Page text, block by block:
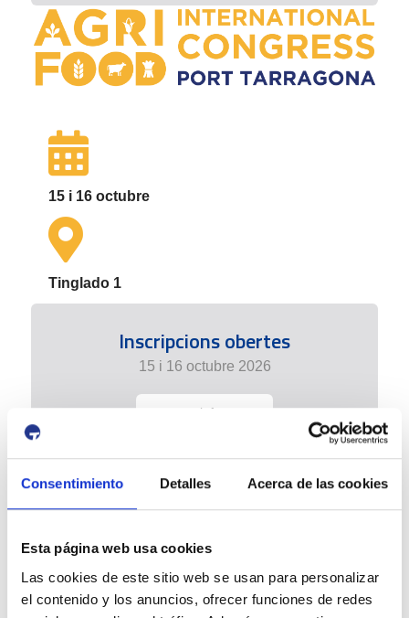
Consentimiento Detalles Acerca de las cookies
Esta página web usa cookies
Las cookies de este sitio web se usan para personalizar
el contenido y los anuncios, ofrecer funciones de redes
15 i 16 octubre
Tinglado 1
Inscripcions obertes
15 i 16 octubre 2026
+ info